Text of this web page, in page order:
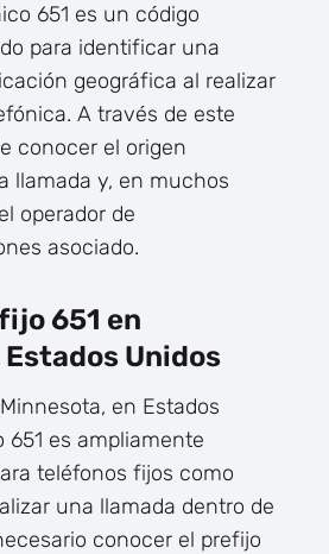
651 es un código
para identificar una
geográfica al realizar
A través de este
conocer el origen
llamada y, en muchos
operador de
asociado.
651 en
Unidos
en Estados
651 es ampliamente
teléfonos fijos como
una llamada dentro de
conocer el prefijo